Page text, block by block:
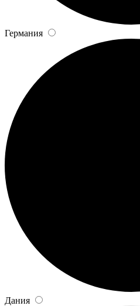
Германия
Дания